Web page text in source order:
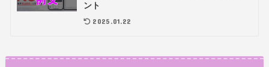
ント
2025.01.22